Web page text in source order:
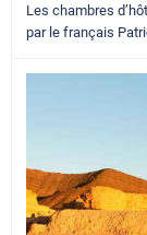
Les chambres
par le français